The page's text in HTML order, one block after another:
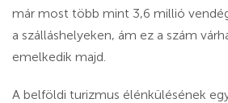
már most több mint 3,6 millió
a szálláshelyeken, ám ez a szám
emelkedik majd.
A belföldi turizmus élénkülésének